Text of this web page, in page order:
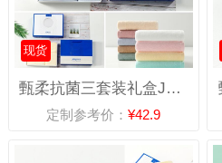
现货
甄柔抗菌三套装礼盒J2702-C
定制参考价：¥42.9